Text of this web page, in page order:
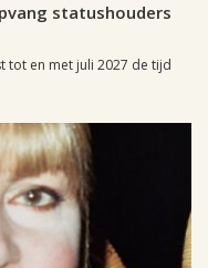
statushouders
tot en met juli 2027 de tijd